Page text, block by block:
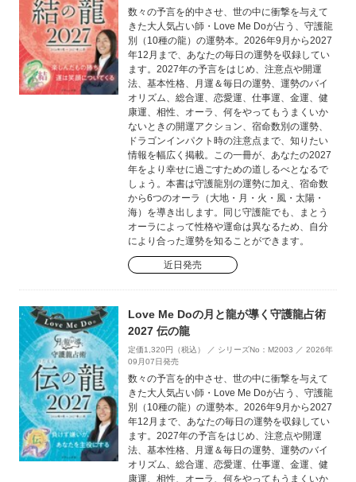
数々の予言を的中させ、世の中に衝撃を与えて
きた大人気占い師・Love Me Doが占う、守護龍
別（10種の龍）の運勢本。2026年9月から2027
年12月まで、あなたの毎日の運勢を収録してい
ます。2027年の予言をはじめ、注意点や開運
法、基本性格、月運＆毎日の運勢、運勢のバイ
オリズム、総合運、恋愛運、仕事運、金運、健
康運、相性、オーラ、何をやってもうまくいか
ないときの開運アクション、宿命数別の運勢、
ドラゴンインパクト時の注意点まで、知りたい
情報を幅広く掲載。この一冊が、あなたの2027
年をより幸せに過ごすための道しるべとなるで
しょう。本書は守護龍別の運勢に加え、宿命数
から6つのオーラ（大地・月・火・風・太陽・
海）を導き出します。同じ守護龍でも、まとう
オーラによって性格や運命は異なるため、自分
により合った運勢を知ることができます。
近日発売
Love Me Doの月と龍が導く守護龍占術
2027 伝の龍
定価1,320円（税込） ／ シリーズNo：M2003 ／ 2026年
09月07日発売
数々の予言を的中させ、世の中に衝撃を与えて
きた大人気占い師・Love Me Doが占う、守護龍
別（10種の龍）の運勢本。2026年9月から2027
年12月まで、あなたの毎日の運勢を収録してい
ます。2027年の予言をはじめ、注意点や開運
法、基本性格、月運＆毎日の運勢、運勢のバイ
オリズム、総合運、恋愛運、仕事運、金運、健
康運、相性、オーラ、何をやってもうまくいか